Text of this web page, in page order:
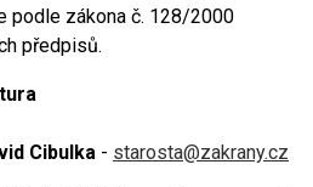
podle zákona č. 128/2000
předpisů.
Cibulka - starosta@zakrany.cz